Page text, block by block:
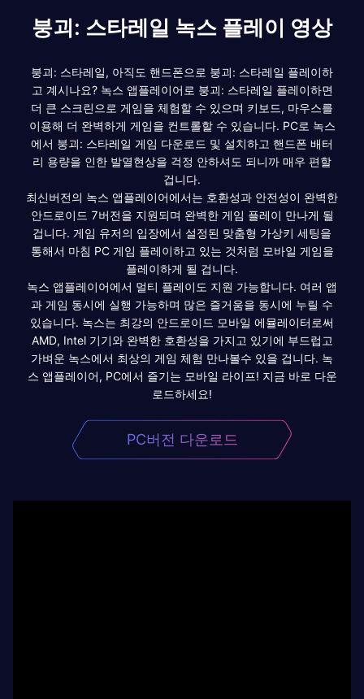
붕괴: 스타레일 녹스 플레이 영상
붕괴: 스타레일, 아직도 핸드폰으로 붕괴: 스타레일 플레이하
고 계시나요? 녹스 앱플레이어로 붕괴: 스타레일 플레이하면
더 큰 스크린으로 게임을 체험할 수 있으며 키보드, 마우스를
이용해 더 완벽하게 게임을 컨트롤할 수 있습니다. PC로 녹스
에서 붕괴: 스타레일 게임 다운로드 및 설치하고 핸드폰 배터
리 용량을 인한 발열현상을 걱정 안하셔도 되니까 매우 편할
겁니다.
최신버전의 녹스 앱플레이어에서는 호환성과 안전성이 완벽한
안드로이드 7버전을 지원되며 완벽한 게임 플레이 만나게 될
겁니다. 게임 유저의 입장에서 설정된 맞춤형 가상키 세팅을
통해서 마침 PC 게임 플레이하고 있는 것처럼 모바일 게임을
플레이하게 될 겁니다.
녹스 앱플레이어에서 멀티 플레이도 지원 가능합니다. 여러 앱
과 게임 동시에 실행 가능하며 많은 즐거움을 동시에 누릴 수
있습니다. 녹스는 최강의 안드로이드 모바일 에뮬레이터로써
AMD, Intel 기기와 완벽한 호환성을 가지고 있기에 부드럽고
가벼운 녹스에서 최상의 게임 체험 만나볼수 있을 겁니다. 녹
스 앱플레이어, PC에서 즐기는 모바일 라이프! 지금 바로 다운
로드하세요!
PC버전 다운로드